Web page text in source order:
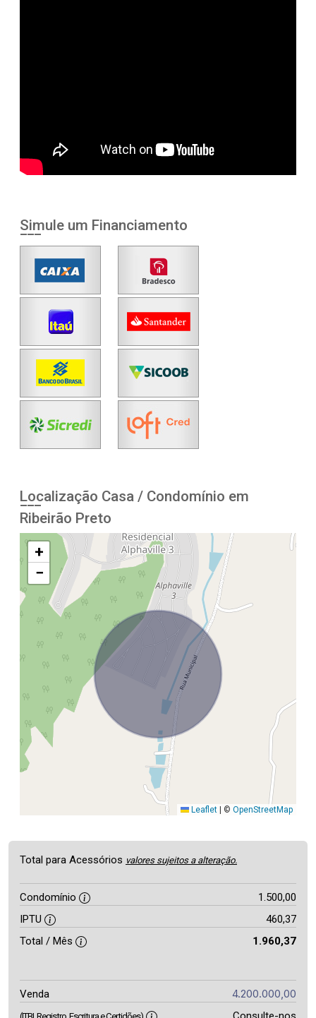
Simule um Financiamento
Localização Casa / Condomínio em
Ribeirão Preto
+
−
Leaflet | © OpenStreetMap
Total para Acessórios valores sujeitos a alteração.
Condomínio
1.500,00
IPTU
460,37
Total / Mês
1.960,37
Venda 4.200.000,00
(ITBI, Registro, Escritura e Certidões)